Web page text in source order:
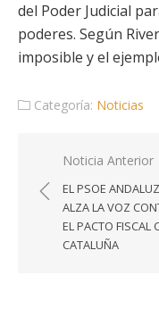
del Poder Judicial
poderes. Según
imposible y el
Categoría: Noticias
Navegación
de
entradas
Noticia Anterior
EL PSOE ANDALUZ
ALZA LA VOZ
EL PACTO FISCAL
CATALUÑA